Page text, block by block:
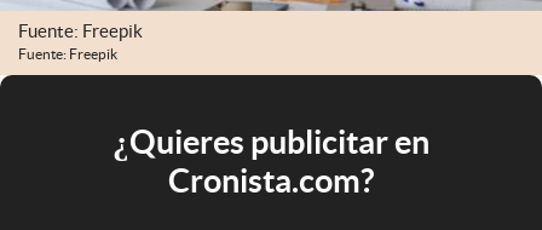
Fuente: Freepik
Fuente: Freepik
¿Quieres publicitar en
Cronista.com?